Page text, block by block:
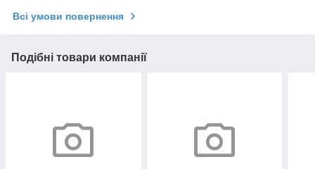
Всі умови повернення
Подібні товари компанії